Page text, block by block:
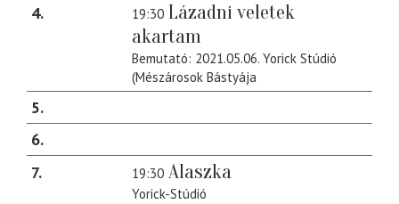
4
19:30 Lázadni veletek
akartam
Bemutató: 2021.05.06. Yorick Stúdió
(Mészárosok Bástyája
5
6
7
19:30 Alaszka
Yorick-Stúdió